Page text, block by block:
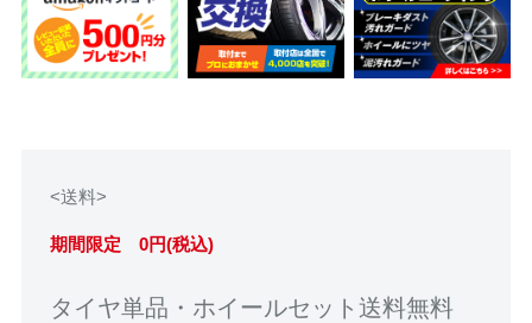
<送料>
期間限定 0円(税込)
タイヤ単品・ホイールセット送料無料